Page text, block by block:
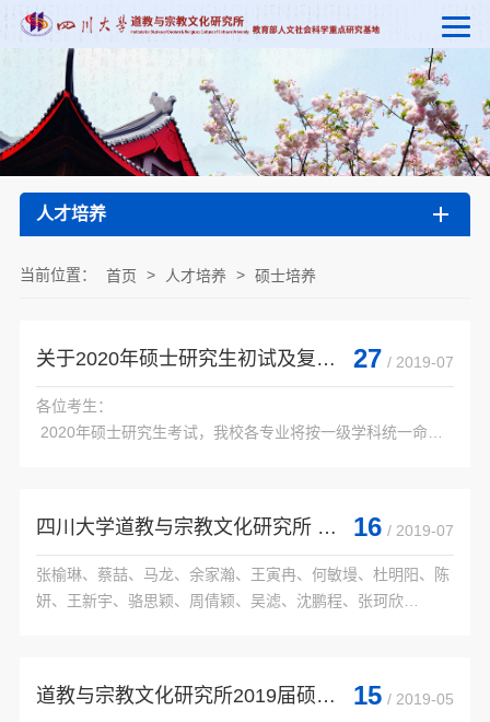
人才培养
当前位置： 首页 > 人才培养 > 硕士培养
关于2020年硕士研究生初试及复试参考书目的通知 27 / 2019-07
各位考生：
2020年硕士研究生考试，我校各专业将按一级学科统一命
四川大学道教与宗教文化研究所2020年硕士研究生入学考试
参考书目...
四川大学道教与宗教文化研究所 2019年优秀大学生夏令营优秀营员名单 16 / 2019-07
张榆琳、蔡喆、马龙、余家瀚、王寅冉、何敏墁、杜明阳、陈
妍、王新宇、骆思颖、周倩颖、吴滤、沈鹏程、张珂欣
道教与宗教文化研究所2019届硕士毕业论文答辩会（少数民族宗教组） 15 / 2019-05